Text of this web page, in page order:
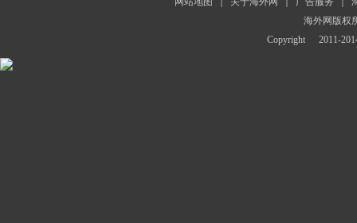
海外网版权
Copyright
2011-